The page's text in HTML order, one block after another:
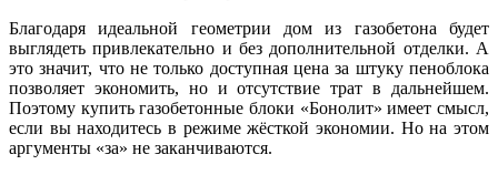
Благодаря идеальной геометрии дом из газобетона будет
выглядеть привлекательно и без дополнительной отделки. А
это значит, что не только доступная цена за штуку пеноблока
позволяет экономить, но и отсутствие трат в дальнейшем.
Поэтому купить газобетонные блоки «Бонолит» имеет смысл,
если вы находитесь в режиме жёсткой экономии. Но на этом
аргументы «за» не заканчиваются.